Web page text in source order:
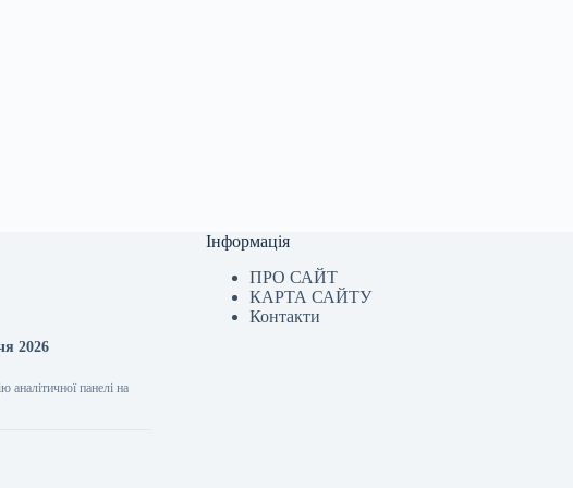
2026
панелі на
Інформація
ПРО САЙТ
КАРТА САЙТУ
Контакти